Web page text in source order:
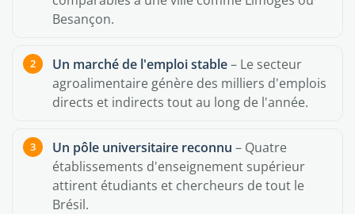
Besançon.
Un marché de l'emploi stable– Le secteur
agroalimentaire génère des milliers d'emplois
directs et indirects tout au long de l'année.
Un pôle universitaire reconnu – Quatre
établissements d'enseignement supérieur
attirent étudiants et chercheurs de tout le
Brésil.